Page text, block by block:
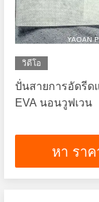
วิดีโอ
ปั่นสายการอัดรีด
EVA นอนวูฟเวน
หา รา